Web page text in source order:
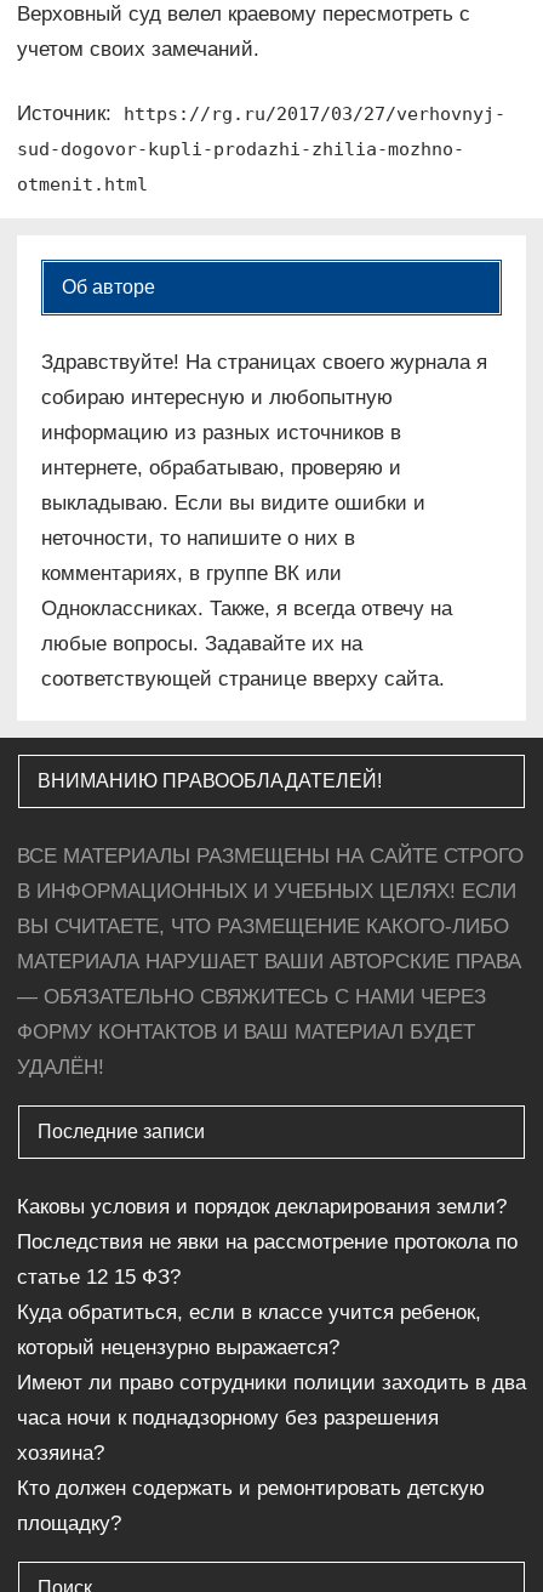
Верховный суд велел краевому пересмотреть с
учетом своих замечаний.
Источник:
https://rg.ru/2017/03/27/verhovnyj-
sud-dogovor-kupli-prodazhi-zhilia-mozhno-
otmenit.html
Об авторе
Здравствуйте! На страницах своего журнала я
собираю интересную и любопытную
информацию из разных источников в
интернете, обрабатываю, проверяю и
выкладываю. Если вы видите ошибки и
неточности, то напишите о них в
комментариях, в группе ВК или
Одноклассниках. Также, я всегда отвечу на
любые вопросы. Задавайте их на
соответствующей странице вверху сайта.
ВНИМАНИЮ ПРАВООБЛАДАТЕЛЕЙ!
ВСЕ МАТЕРИАЛЫ РАЗМЕЩЕНЫ НА САЙТЕ СТРОГО
В ИНФОРМАЦИОННЫХ И УЧЕБНЫХ ЦЕЛЯХ! ЕСЛИ
ВЫ СЧИТАЕТЕ, ЧТО РАЗМЕЩЕНИЕ КАКОГО-ЛИБО
МАТЕРИАЛА НАРУШАЕТ ВАШИ АВТОРСКИЕ ПРАВА
— ОБЯЗАТЕЛЬНО СВЯЖИТЕСЬ С НАМИ ЧЕРЕЗ
ФОРМУ КОНТАКТОВ И ВАШ МАТЕРИАЛ БУДЕТ
УДАЛЁН!
Последние записи
Каковы условия и порядок декларирования земли?
Последствия не явки на рассмотрение протокола по
статье 12 15 ФЗ?
Куда обратиться, если в классе учится ребенок,
который нецензурно выражается?
Имеют ли право сотрудники полиции заходить в два
часа ночи к поднадзорному без разрешения
хозяина?
Кто должен содержать и ремонтировать детскую
площадку?